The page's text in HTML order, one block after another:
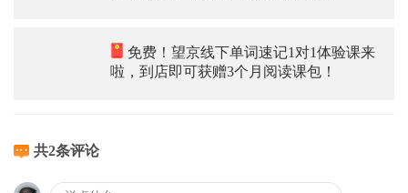
免费！望京线下单词速记1对1体验课来
啦，到店即可获赠3个月阅读课包！
共2条评论